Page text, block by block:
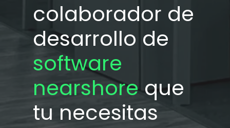
colaborador de
desarrollo de
software
nearshoreque
tu necesitas